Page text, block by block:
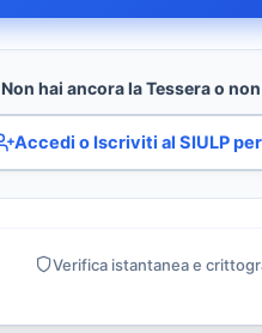
Non hai ancora la Tessera o
Accedi o Iscriviti al SIULP
Verifica istantanea e